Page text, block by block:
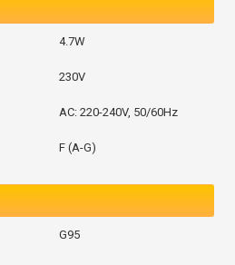
4.7W
230V
AC: 220-240V, 50/60Hz
F (A-G)
G95